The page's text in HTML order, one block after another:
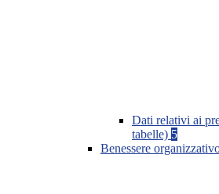
Dati relativi ai
tabelle) 5
Benessere